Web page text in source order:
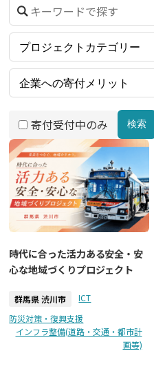
寄付受付中のみ 検索
時代に合った活力ある安全・安
心な地域づくりプロジェクト
群馬県 渋川市
ICT
防災対策・復興支援
インフラ整備(道路・交通・都市計
画等)